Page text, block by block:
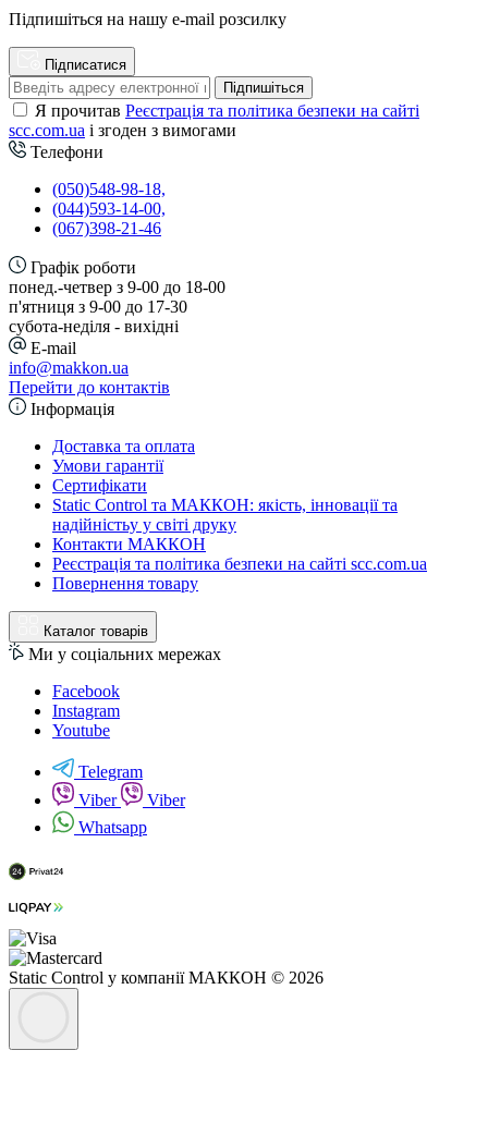
Підпишіться на нашу e-mail розсилку
Підписатися
Підпишіться
Я прочитав Реєстрація та політика безпеки на сайті
scc.com.ua і згоден з вимогами
Телефони
(050)548-98-18,
(044)593-14-00,
(067)398-21-46
Графік роботи
понед.-четвер з 9-00 до 18-00
п'ятниця з 9-00 до 17-30
cубота-неділя - вихідні
E-mail
info@makkon.ua
Перейти до контактів
Інформація
Доставка та оплата
Умови гарантії
Сертифікати
Static Control та МАККОН: якість, інновації та
надійністьу у світі друку
Контакти МАККОН
Реєстрація та політика безпеки на сайті scc.com.ua
Повернення товару
Каталог товарів
Ми у соціальних мережах
Facebook
Instagram
Youtube
Telegram
Viber
Viber
Whatsapp
Static Control у компанії МАККОН © 2026